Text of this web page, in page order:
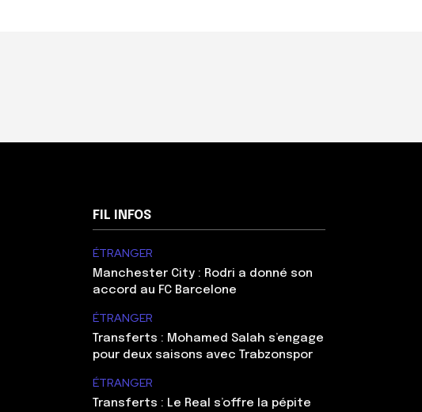
FIL INFOS
ÉTRANGER
Manchester City : Rodri a donné son
accord au FC Barcelone
ÉTRANGER
Transferts : Mohamed Salah s’engage
pour deux saisons avec Trabzonspor
ÉTRANGER
Transferts : Le Real s’offre la pépite